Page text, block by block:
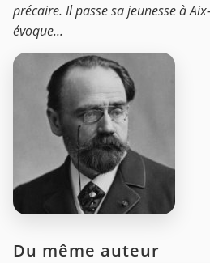
précaire. Il passe sa jeunesse à
évoque...
Du même auteur